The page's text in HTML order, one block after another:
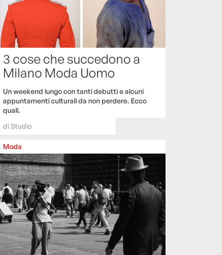
3 cose che succedono a
Milano Moda Uomo
Un weekend lungo con tanti debutti e alcuni
appuntamenti culturali da non perdere. Ecco
quali.
diStudio
Moda